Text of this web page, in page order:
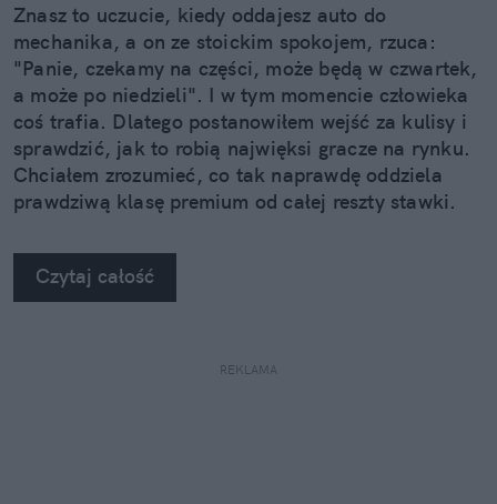
Znasz to uczucie, kiedy oddajesz auto do
mechanika, a on ze stoickim spokojem, rzuca:
"Panie, czekamy na części, może będą w czwartek,
a może po niedzieli". I w tym momencie człowieka
coś trafia. Dlatego postanowiłem wejść za kulisy i
sprawdzić, jak to robią najwięksi gracze na rynku.
Chciałem zrozumieć, co tak naprawdę oddziela
prawdziwą klasę premium od całej reszty stawki.
się za głowę.
Czytaj całość
REKLAMA